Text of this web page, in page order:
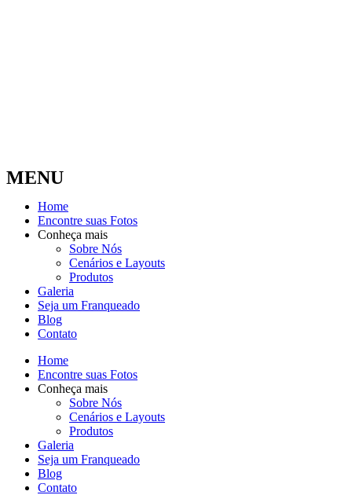
MENU
Home
Encontre suas Fotos
Conheça mais
Sobre Nós
Cenários e Layouts
Produtos
Galeria
Seja um Franqueado
Blog
Contato
Home
Encontre suas Fotos
Conheça mais
Sobre Nós
Cenários e Layouts
Produtos
Galeria
Seja um Franqueado
Blog
Contato